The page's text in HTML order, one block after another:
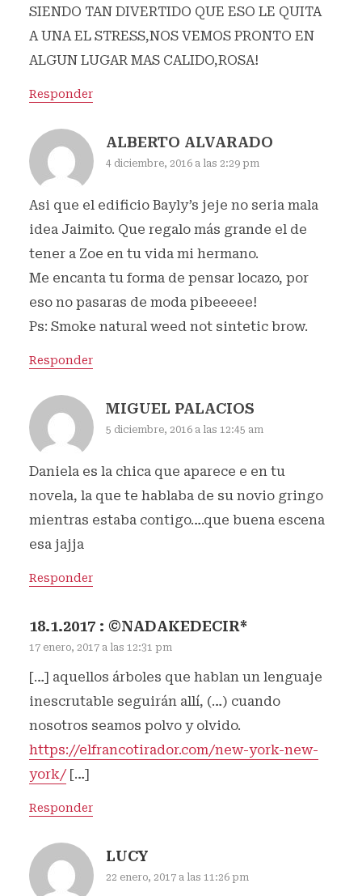
SIENDO TAN DIVERTIDO QUE ESO LE QUITA
A UNA EL STRESS,NOS VEMOS PRONTO EN
ALGUN LUGAR MAS CALIDO,ROSA!
Responder
ALBERTO ALVARADO
4 diciembre, 2016 a las 2:29 pm
Asi que el edificio Bayly’s jeje no seria mala
idea Jaimito. Que regalo más grande el de
tener a Zoe en tu vida mi hermano.
Me encanta tu forma de pensar locazo, por
eso no pasaras de moda pibeeeee!
Ps: Smoke natural weed not sintetic brow.
Responder
MIGUEL PALACIOS
5 diciembre, 2016 a las 12:45 am
Daniela es la chica que aparece e en tu
novela, la que te hablaba de su novio gringo
mientras estaba contigo….que buena escena
esa jajja
Responder
18.1.2017 : ©NADAKEDECIR*
17 enero, 2017 a las 12:31 pm
[…] aquellos árboles que hablan un lenguaje
inescrutable seguirán allí, (…) cuando
nosotros seamos polvo y olvido.
https://elfrancotirador.com/new-york-new-
york/[…]
Responder
LUCY
22 enero, 2017 a las 11:26 pm